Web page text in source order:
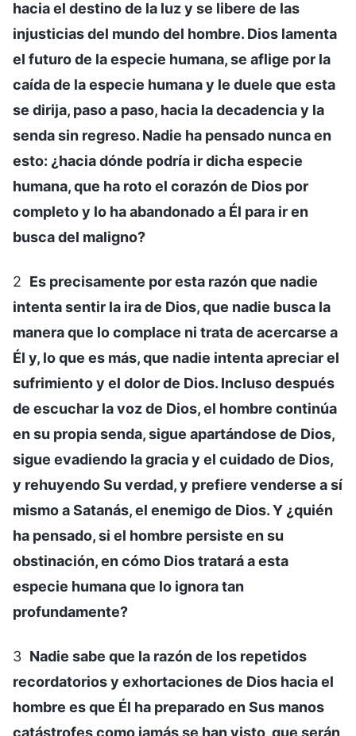
hacia el destino de la luz y se libere de las
injusticias del mundo del hombre. Dios lamenta
el futuro de la especie humana, se aflige por la
caída de la especie humana y le duele que esta
se dirija, paso a paso, hacia la decadencia y la
senda sin regreso. Nadie ha pensado nunca en
esto: ¿hacia dónde podría ir dicha especie
humana, que ha roto el corazón de Dios por
completo y lo ha abandonado a Él para ir en
busca del maligno?
2 Es precisamente por esta razón que nadie
intenta sentir la ira de Dios, que nadie busca la
manera que lo complace ni trata de acercarse a
Él y, lo que es más, que nadie intenta apreciar el
sufrimiento y el dolor de Dios. Incluso después
de escuchar la voz de Dios, el hombre continúa
en su propia senda, sigue apartándose de Dios,
sigue evadiendo la gracia y el cuidado de Dios,
y rehuyendo Su verdad, y prefiere venderse a sí
mismo a Satanás, el enemigo de Dios. Y ¿quién
ha pensado, si el hombre persiste en su
obstinación, en cómo Dios tratará a esta
especie humana que lo ignora tan
profundamente?
3 Nadie sabe que la razón de los repetidos
recordatorios y exhortaciones de Dios hacia el
hombre es que Él ha preparado en Sus manos
catástrofes como jamás se han visto, que serán